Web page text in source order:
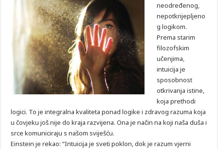
neodređenog,
nepotkrijepljeno
g logikom.
Prema starim
filozofskim
učenjima,
intuicija je
sposobnost
otkrivanja istine,
koja prethodi
logici. To je integralna kvaliteta ponad logike i zdravog razuma koja
u čovjeku još nije do kraja razvijena. Ona je način na koji naša duša i
srce komuniciraju s našom sviješću.
Einstein je rekao: “Intuicija je sveti poklon, dok je razum vjerni